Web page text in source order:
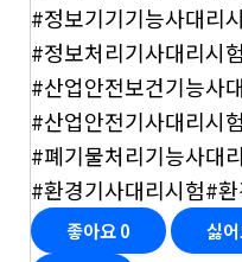
#정보기기기능사대리
#정보처리기사대리시
#산업안전보건기능사
#산업안전기사대리시
#폐기물처리기능사대
#환경기사대리시험#
좋아요0 싫